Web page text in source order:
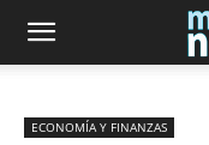
ECONOMÍA Y FINANZAS